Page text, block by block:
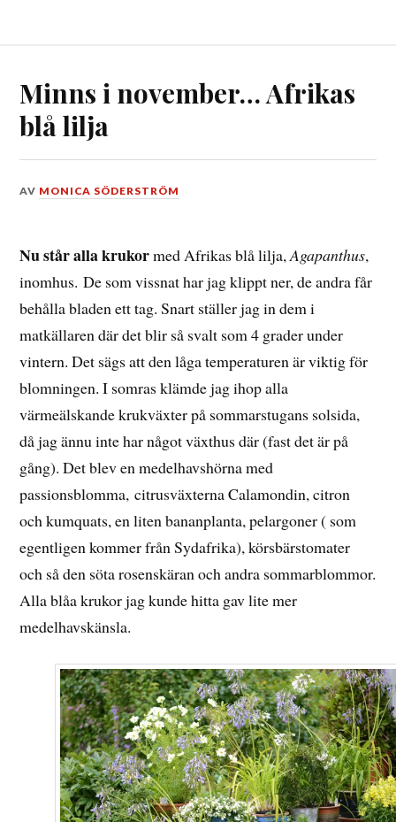
Minns i november… Afrikas
blå lilja
DEN
2016
AV MONICA SÖDERSTRÖM
Nu står alla krukormed Afrikas blå lilja,Agapanthus,
inomhus. De som vissnat har jag klippt ner, de andra får
behålla bladen ett tag. Snart ställer jag in dem i
matkällaren där det blir så svalt som 4 grader under
vintern. Det sägs att den låga temperaturen är viktig för
blomningen. I somras klämde jag ihop alla
värmeälskande krukväxter på sommarstugans solsida,
då jag ännu inte har något växthus där (fast det är på
gång). Det blev en medelhavshörna med
passionsblomma, citrusväxterna Calamondin, citron
och kumquats, en liten bananplanta, pelargoner ( som
egentligen kommer från Sydafrika), körsbärstomater
och så den söta rosenskäran och andra sommarblommor.
Alla blåa krukor jag kunde hitta gav lite mer
medelhavskänsla.